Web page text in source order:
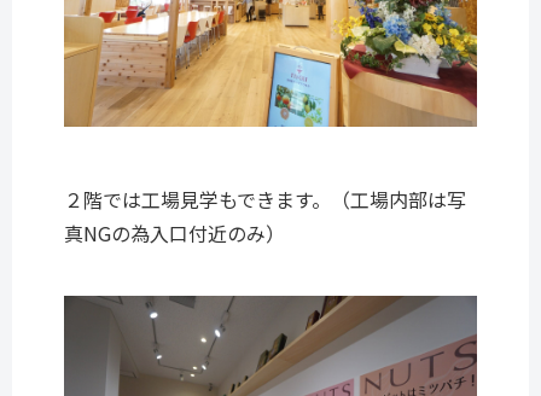
２階では工場見学もできます。（工場内部は写
真NGの為入口付近のみ）